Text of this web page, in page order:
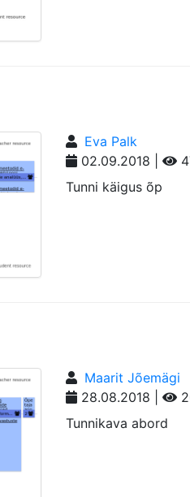
Eva Palk
02.09.2018 |
Tunni käigus õp
Maarit Jõemägi
28.08.2018 |
Tunnikava abord